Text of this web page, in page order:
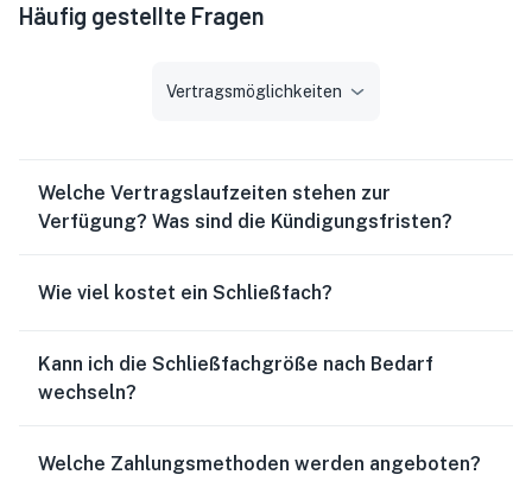
Häufig gestellte Fragen
Vertragsmöglichkeiten
Welche Vertragslaufzeiten stehen zur
Verfügung? Was sind die Kündigungsfristen?
Wie viel kostet ein Schließfach?
Kann ich die Schließfachgröße nach Bedarf
wechseln?
Welche Zahlungsmethoden werden angeboten?